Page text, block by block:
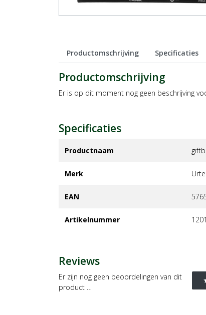
Productomschrijving Specificaties
Productomschrijving
Er is op dit moment nog geen beschrijving
Specificaties
Productnaam
Merk
EAN
Artikelnummer
Reviews
Er zijn nog geen beoordelingen van dit
product …